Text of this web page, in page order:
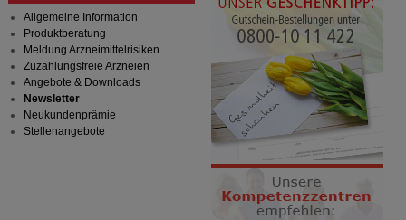
Allgemeine Information
Produktberatung
Meldung Arzneimittelrisiken
Zuzahlungsfreie Arzneien
Angebote & Downloads
Newsletter
Neukundenprämie
Stellenangebote